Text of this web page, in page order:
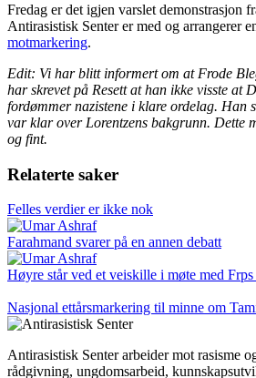
Fredag er det igjen varslet demonstrasjon
Antirasistisk Senter er med og arrangerer
motmarkering.
Edit: Vi har blitt informert om at Frode
har skrevet på Resett at han ikke visste at
fordømmer nazistene i klare ordelag. Han
var klar over Lorentzens bakgrunn. Dette
og fint.
Relaterte saker
Felles verdier er ikke nok
Farahmand svarer på en annen debatt
Høyre står ved et veiskille i møte med
Nasjonal ettårsmarkering til minne om
Antirasistisk Senter arbeider mot rasisme
rådgivning, ungdomsarbeid,